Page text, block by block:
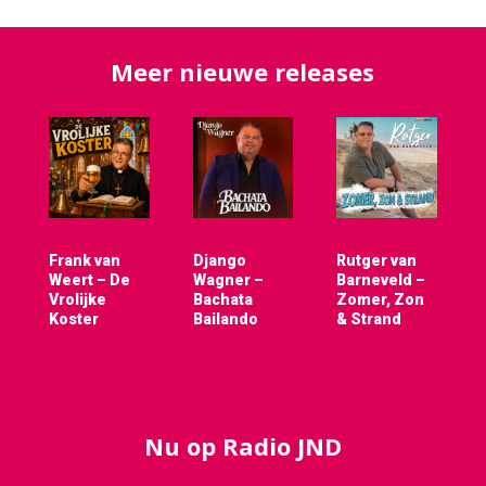
Meer nieuwe releases
Frank van
Weert – De
Vrolijke
Koster
Django
Wagner –
Bachata
Bailando
Rutger van
Barneveld –
Zomer, Zon
& Strand
Nu op Radio JND